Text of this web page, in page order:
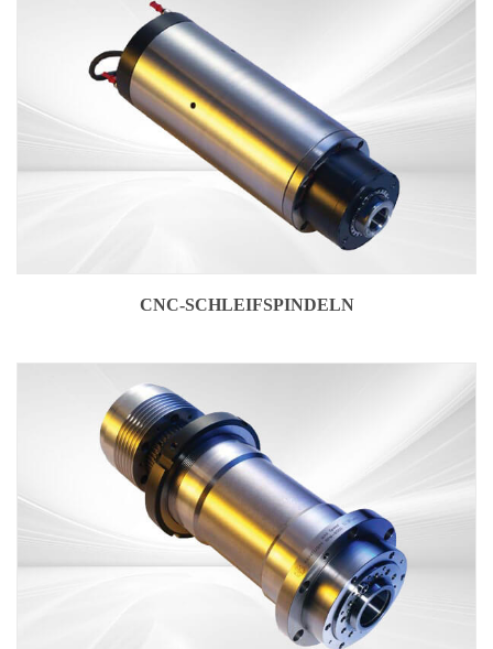
CNC-SCHLEIFSPINDELN